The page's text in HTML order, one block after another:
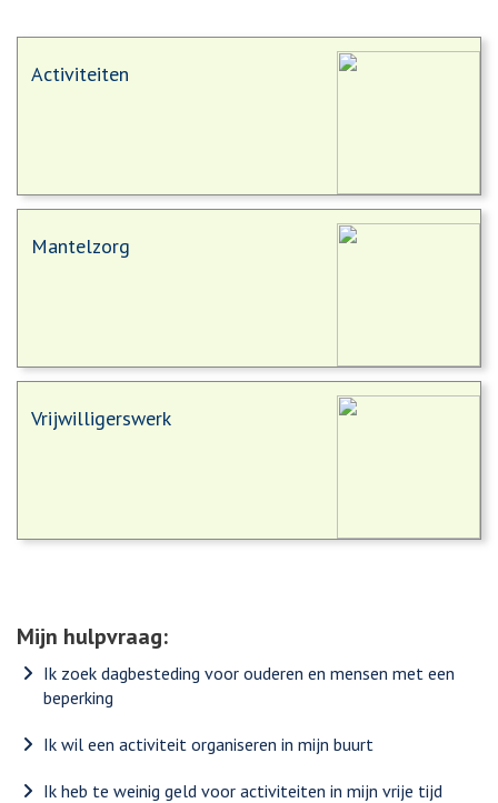
Activiteiten
Mantelzorg
Vrijwilligerswerk
Mijn hulpvraag:
Ik zoek dagbesteding voor ouderen en mensen met een
beperking
Ik wil een activiteit organiseren in mijn buurt
Ik heb te weinig geld voor activiteiten in mijn vrije tijd